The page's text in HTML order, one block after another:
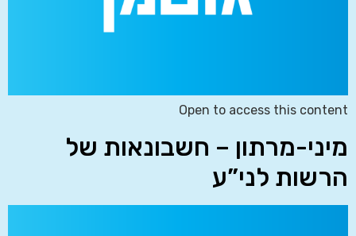
Open to access this content
מיני-מרתון – חשבונאות של
הרשות לני”ע